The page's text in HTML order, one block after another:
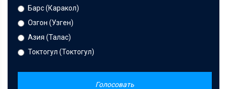
Барс (Каракол)
Озгон (Узген)
Азия (Талас)
Токтогул (Токтогул)
Голосовать